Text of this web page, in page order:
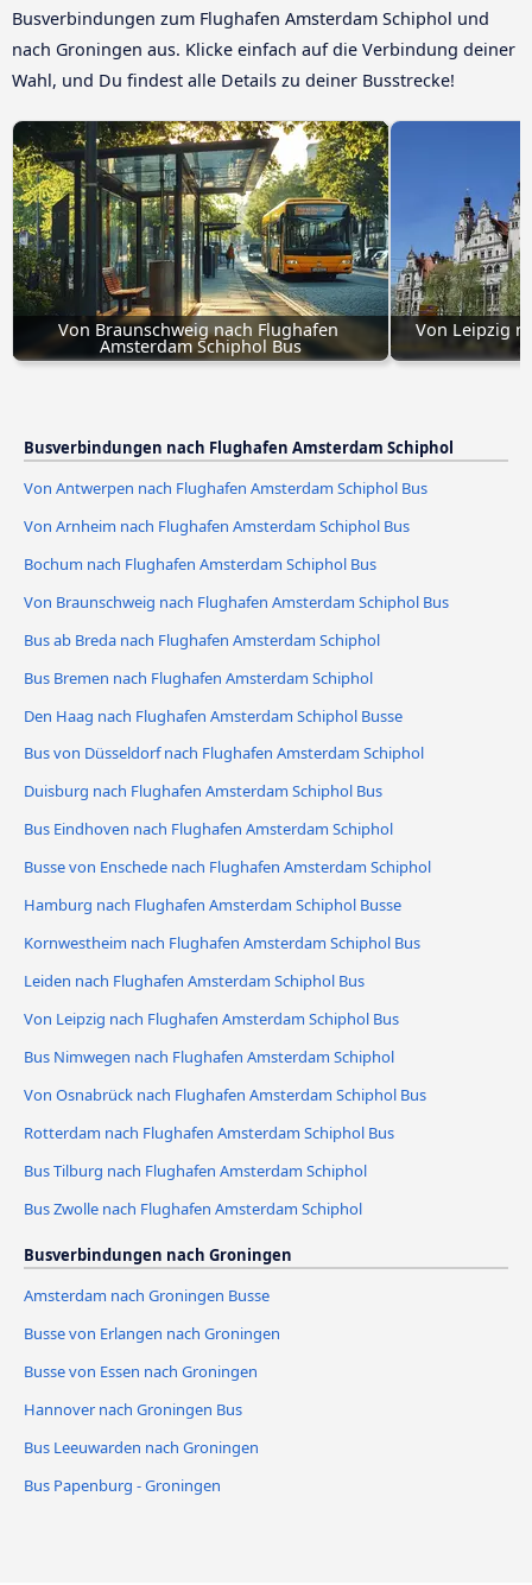
Busverbindungen zum Flughafen Amsterdam Schiphol und
nach Groningen aus. Klicke einfach auf die Verbindung deiner
Wahl, und Du findest alle Details zu deiner Busstrecke!
Von Braunschweig nach Flughafen
Amsterdam Schiphol Bus
Von Leipzig
Busverbindungen nach Flughafen Amsterdam Schiphol
Von Antwerpen nach Flughafen Amsterdam Schiphol Bus
Von Arnheim nach Flughafen Amsterdam Schiphol Bus
Bochum nach Flughafen Amsterdam Schiphol Bus
Von Braunschweig nach Flughafen Amsterdam Schiphol Bus
Bus ab Breda nach Flughafen Amsterdam Schiphol
Bus Bremen nach Flughafen Amsterdam Schiphol
Den Haag nach Flughafen Amsterdam Schiphol Busse
Bus von Düsseldorf nach Flughafen Amsterdam Schiphol
Duisburg nach Flughafen Amsterdam Schiphol Bus
Bus Eindhoven nach Flughafen Amsterdam Schiphol
Busse von Enschede nach Flughafen Amsterdam Schiphol
Hamburg nach Flughafen Amsterdam Schiphol Busse
Kornwestheim nach Flughafen Amsterdam Schiphol Bus
Leiden nach Flughafen Amsterdam Schiphol Bus
Von Leipzig nach Flughafen Amsterdam Schiphol Bus
Bus Nimwegen nach Flughafen Amsterdam Schiphol
Von Osnabrück nach Flughafen Amsterdam Schiphol Bus
Rotterdam nach Flughafen Amsterdam Schiphol Bus
Bus Tilburg nach Flughafen Amsterdam Schiphol
Bus Zwolle nach Flughafen Amsterdam Schiphol
Busverbindungen nach Groningen
Amsterdam nach Groningen Busse
Busse von Erlangen nach Groningen
Busse von Essen nach Groningen
Hannover nach Groningen Bus
Bus Leeuwarden nach Groningen
Bus Papenburg - Groningen